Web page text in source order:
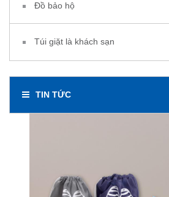
Đồ bảo hộ
Túi giặt là khách sạn
TIN TỨC